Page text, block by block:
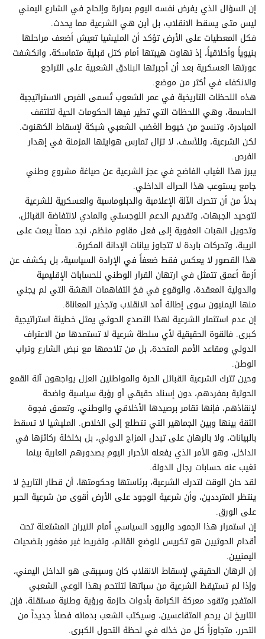
إن السؤال الذي يفرض نفسه اليوم بمرارة وإلحاح في الشارع اليمني
ليس متى يسقط الانقلاب، بل أين هي الشرعية مما يحدث.
فكل المعطيات على الأرض تؤكد أن المليشيا تعيش أضعف مراحلها
بنيوياً وأخلاقياً، إذ تهاوت هيبتها أمام كتل قبلية متماسكة، وانكشفت
عورتها العسكرية بعد أن أجبرتها البنادق الشعبية على التراجع
والانكفاء في أكثر من موضع.
هذه اللحظات التاريخية في عمر الشعوب تُسمى الفرص الاستراتيجية
الحاسمة، وهي اللحظات التي تطير فيها الحكومات الحية لتلتقف
المبادرة، وتنسج من خيوط الغضب الشعبي شبكة لإسقاط الكهنوت.
لكن الشرعية، وللأسف، لا تزال تمارس هوايتها المزمنة في إهدار
الفرص.
يبرز هذا الغياب الفاضح في عجز الشرعية عن صياغة مشروع وطني
جامع يستوعب هذا الحراك الداخلي.
بدلاً من أن تتحرك الآلة الإعلامية والدبلوماسية والعسكرية للشرعية
لتوحيد الجبهات، وتقديم الدعم اللوجستي والمادي لانتفاضة القبائل،
وتحويل الهبات العفوية إلى فعل مقاوم منظم، نجد صمتاً يبعث على
الريبة، وتحركات باردة لا تتجاوز بيانات الإدانة المكررة.
هذا القصور لا يعكس فقط ضعفاً في الإرادة السياسية، بل يكشف عن
أزمة أعمق تتمثل في ارتهان القرار الوطني للحسابات الإقليمية
والدولية المعقدة، والوقوع في فخ التفاهمات الهشة التي لم يجني
منها اليمنيون سوى إطالة أمد الانقلاب وتجذير المعاناة.
إن عدم استثمار الشرعية لهذا التصدع الحوثي يمثل خطيئة استراتيجية
كبرى. فالقوة الحقيقية لأي سلطة شرعية لا تستمدها من الاعتراف
الدولي ومقاعد الأمم المتحدة، بل من تلاحمها مع نبض الشارع وتراب
الوطن.
وحين تترك الشرعية القبائل الحرة والمواطنين العزل يواجهون آلة القمع
الحوثية بمفردهم، دون إسناد حقيقي أو رؤية سياسية واضحة
لإنقاذهم، فإنها تقامر برصيدها الأخلاقي والوطني، وتعمق فجوة
الثقة بينها وبين الجماهير التي تتطلع إلى الخلاص. المليشيا لا تسقط
بالبيانات، ولا بالرهان على تبدل المزاج الدولي، بل بخلخلة ركائزها في
الداخل، وهو الأمر الذي يفعله الأحرار اليوم بصدورهم العارية بينما
تغيب عنه حسابات رجال الدولة.
لقد حان الوقت لتدرك الشرعية، برئاستها وحكومتها، أن قطار التاريخ لا
ينتظر المترددين، وأن شرعية الوجود على الأرض أقوى من شرعية الحبر
على الورق.
إن استمرار هذا الجمود والبرود السياسي أمام النيران المشتعلة تحت
أقدام الحوثيين هو تكريس للوضع القائم، وتفريط غير مغفور بتضحيات
اليمنيين.
إن الرهان الحقيقي لإسقاط الانقلاب كان وسيبقى هو الداخل اليمني،
وإذا لم تستيقظ الشرعية من سباتها لتلتحم بهذا الوعي الشعبي
المتفجر وتقود معركة الكرامة بأدوات حازمة ورؤية وطنية مستقلة، فإن
التاريخ لن يرحم المتقاعسين، وسيكتب الشعب بدمائه فصلاً جديداً من
التحرر، متجاوزاً كل من خذله في لحظة التحول الكبرى.